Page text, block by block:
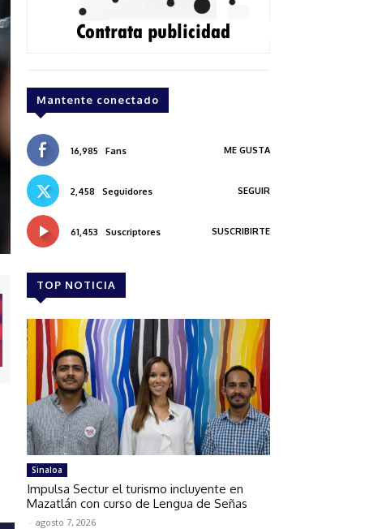
Mantente conectado
16,985 Fans ME GUSTA
2,458 Seguidores SEGUIR
61,453 Suscriptores SUSCRIBIRTE
TOP NOTICIA
Sinaloa
Impulsa Sectur el turismo incluyente en
Mazatlán con curso de Lengua de Señas
- agosto 7, 2026